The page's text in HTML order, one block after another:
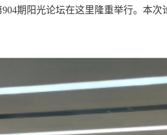
期阳光论坛在这里隆重举行。本